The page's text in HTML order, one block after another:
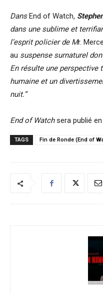
DansEnd of Watch,
dans une sublime et
l’esprit policier de Mr.
au suspense surnaturel
En résulte une perspective
humaine et un
nuit.”
End of Watchsera publié en
TAGS Fin de Ronde (End of